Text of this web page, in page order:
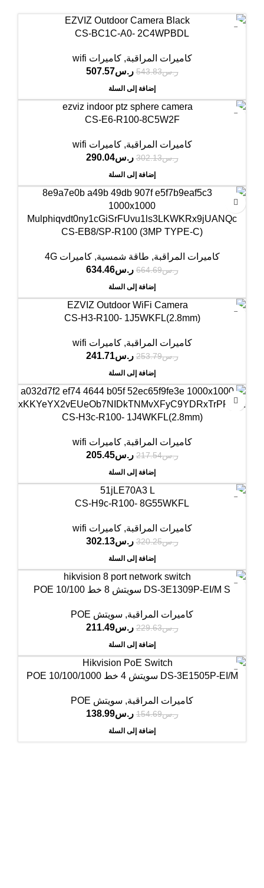
CS-BC1C-A0- 2C4WPBDL
كاميرات المراقبة,كاميرات wifi
ر.س543.83 ر.س507.57
إضافة إلى السلة
CS-E6-R100-8C5W2F
كاميرات المراقبة,كاميرات wifi
ر.س302.13 ر.س290.04
إضافة إلى السلة
CS-EB8/SP-R100 (3MP TYPE-C)
كاميرات المراقبة, طاقة شمسية,كاميرات 4G
ر.س664.69 ر.س634.46
إضافة إلى السلة
CS-H3-R100- 1J5WKFL(2.8mm)
كاميرات المراقبة,كاميرات wifi
ر.س253.79 ر.س241.71
إضافة إلى السلة
CS-H3c-R100- 1J4WKFL(2.8mm)
كاميرات المراقبة,كاميرات wifi
ر.س217.54 ر.س205.45
إضافة إلى السلة
CS-H9c-R100- 8G55WKFL
كاميرات المراقبة,كاميرات wifi
ر.س320.25 ر.س302.13
إضافة إلى السلة
DS-3E1309P-EI/M S سويتش 8 خط POE 10/100
كاميرات المراقبة, سويتش POE
ر.س229.63 ر.س211.49
إضافة إلى السلة
DS-3E1505P-EI/M سويتش 4 خط POE 10/100/1000
كاميرات المراقبة, سويتش POE
ر.س154.69 ر.س138.99
إضافة إلى السلة